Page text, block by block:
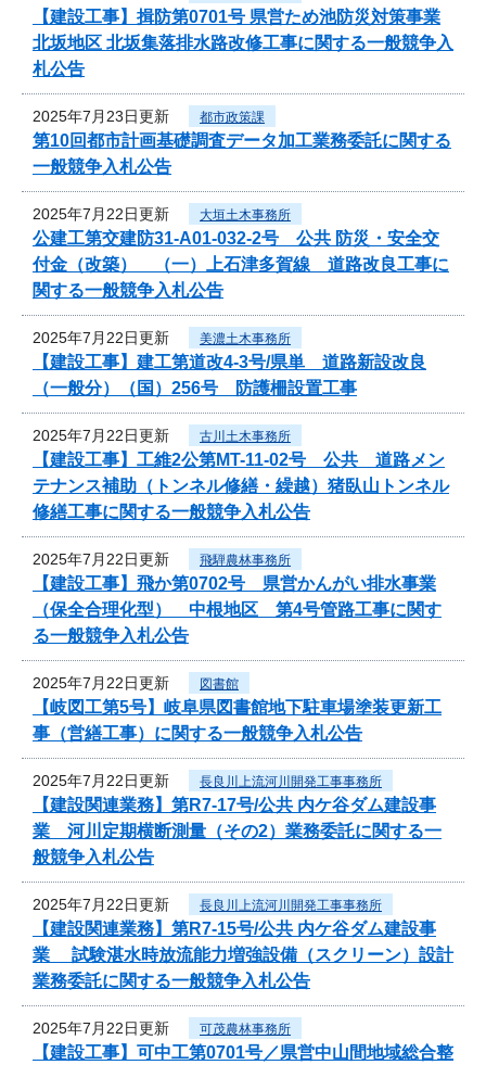
【建設工事】揖防第0701号 県営ため池防災対策事業
北坂地区 北坂集落排水路改修工事に関する一般競争入
札公告
2025年7月23日更新 都市政策課
第10回都市計画基礎調査データ加工業務委託に関する
一般競争入札公告
2025年7月22日更新 大垣土木事務所
公建工第交建防31-A01-032-2号 公共 防災・安全交
付金（改築） （一）上石津多賀線 道路改良工事に
関する一般競争入札公告
2025年7月22日更新 美濃土木事務所
【建設工事】建工第道改4-3号/県単 道路新設改良
（一般分）（国）256号 防護柵設置工事
2025年7月22日更新 古川土木事務所
【建設工事】工維2公第MT-11-02号 公共 道路メン
テナンス補助（トンネル修繕・繰越）猪臥山トンネル
修繕工事に関する一般競争入札公告
2025年7月22日更新 飛騨農林事務所
【建設工事】飛か第0702号 県営かんがい排水事業
（保全合理化型） 中根地区 第4号管路工事に関す
る一般競争入札公告
2025年7月22日更新 図書館
【岐図工第5号】岐阜県図書館地下駐車場塗装更新工
事（営繕工事）に関する一般競争入札公告
2025年7月22日更新 長良川上流河川開発工事事務所
【建設関連業務】第R7-17号/公共 内ケ谷ダム建設事
業 河川定期横断測量（その2）業務委託に関する一
般競争入札公告
2025年7月22日更新 長良川上流河川開発工事事務所
【建設関連業務】第R7-15号/公共 内ケ谷ダム建設事
業 試験湛水時放流能力増強設備（スクリーン）設計
業務委託に関する一般競争入札公告
2025年7月22日更新 可茂農林事務所
【建設工事】可中工第0701号／県営中山間地域総合整